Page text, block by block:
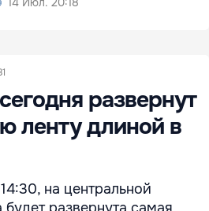
развернут
ленту длиной в
на центральной